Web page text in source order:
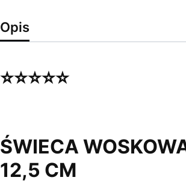
Opis
⭐⭐⭐⭐⭐
ŚWIECA
12,5 CM